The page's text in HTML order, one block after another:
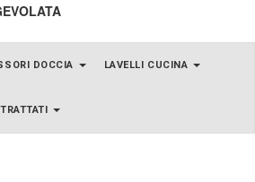
DOCCIA LAVELLI CUCINA